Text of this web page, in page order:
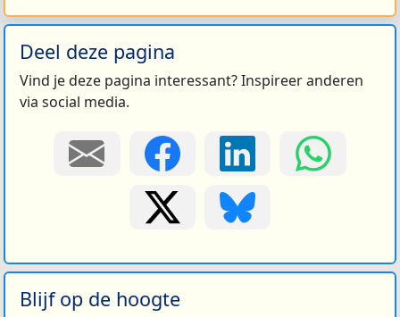
Deel deze pagina
Vind je deze pagina interessant? Inspireer anderen
via social media.
Blijf op de hoogte